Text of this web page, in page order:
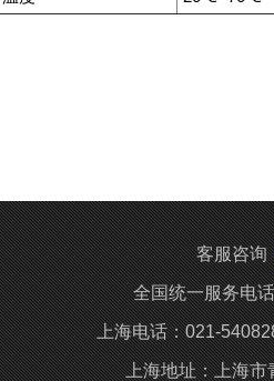
客服咨询
全国统一服务电
上海电话：021-
上海地址：上海